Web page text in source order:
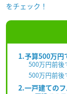
をチェック！
1.予算500万円
500万円前後
500万円前後
2.一戸建ての